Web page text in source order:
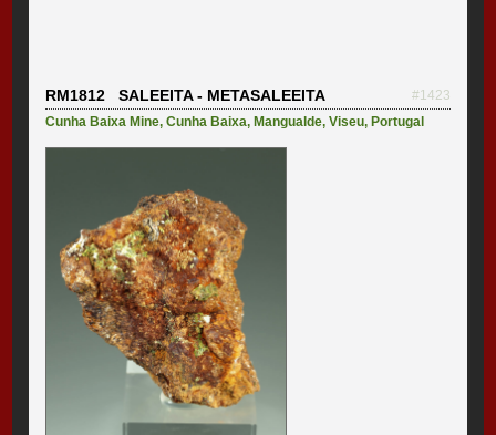
RM1812 SALEEITA - METASALEEITA
#1423
Cunha Baixa Mine,Cunha Baixa, Mangualde,Viseu, Portugal